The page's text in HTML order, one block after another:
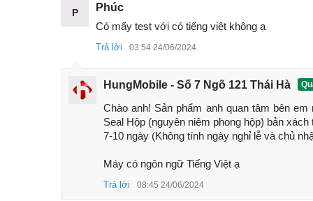
tượng với cấu hình iQOO 12 Pro cực khủng,
100x, chip Snapdragon 8 Gen 3, sạc nhanh 120W
Với mức giá hấp dẫn, iQOO 12 Pro giá rẻ đang
1.1 Đánh giá thiết kế iQOO 12 Pro
Điện thoại iQOO 12 Pro được hoàn thiện từ mặt
khung viền kim loại chắc chắn. Máy hỗ trợ 2
P
Phúc
Có mấy test với có tiếng việt không ạ
Trả lời 03:54 24/06/2024
HungMobile - Số 7 Ngõ 121 Thái Hà
Chào anh! Sản phẩm anh quan tâm bên
Seal Hộp (nguyên niêm phong hộp) bản
7-10 ngày (Không tính ngày nghỉ lễ và chủ
Máy có ngôn ngữ Tiếng Việt ạ
Trả lời 08:45 24/06/2024